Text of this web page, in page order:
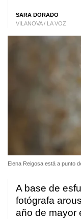
SARA DORADO
VILANOVA / LA VOZ
Elena Reigosa está a punto
A base de
fotógrafa
año de mayor